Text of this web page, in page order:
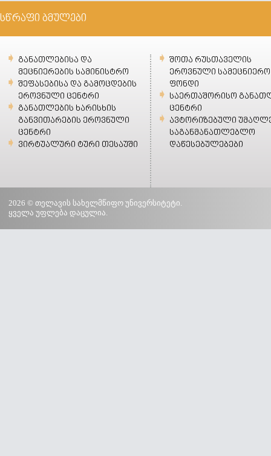
სწრაფი ბმულები
განათლებისა და
მეცნიერების სამინისტრო
შეფასებისა და გამოცდების
ეროვნული ცენტრი
განათლების ხარისხის
განვითარების ეროვნული
ცენტრი
ვირტუალური ტური თესაუში
შოთა რუსთაველის
ეროვნული სამეცნიერო
ფონდი
საერთაშორისო
ცენტრი
ავტორიზებული
საგანმანათლებლო
დაწესებულებები
2026 © თელავის სახელმწიფო უნივერსიტეტი.
ყველა უფლება დაცულია.